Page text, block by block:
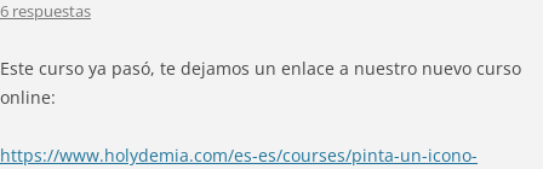
6 respuestas
Este curso ya pasó, te dejamos un enlace a nuestro nuevo curso
online:
https://www.holydemia.com/es-es/courses/pinta-un-icono-